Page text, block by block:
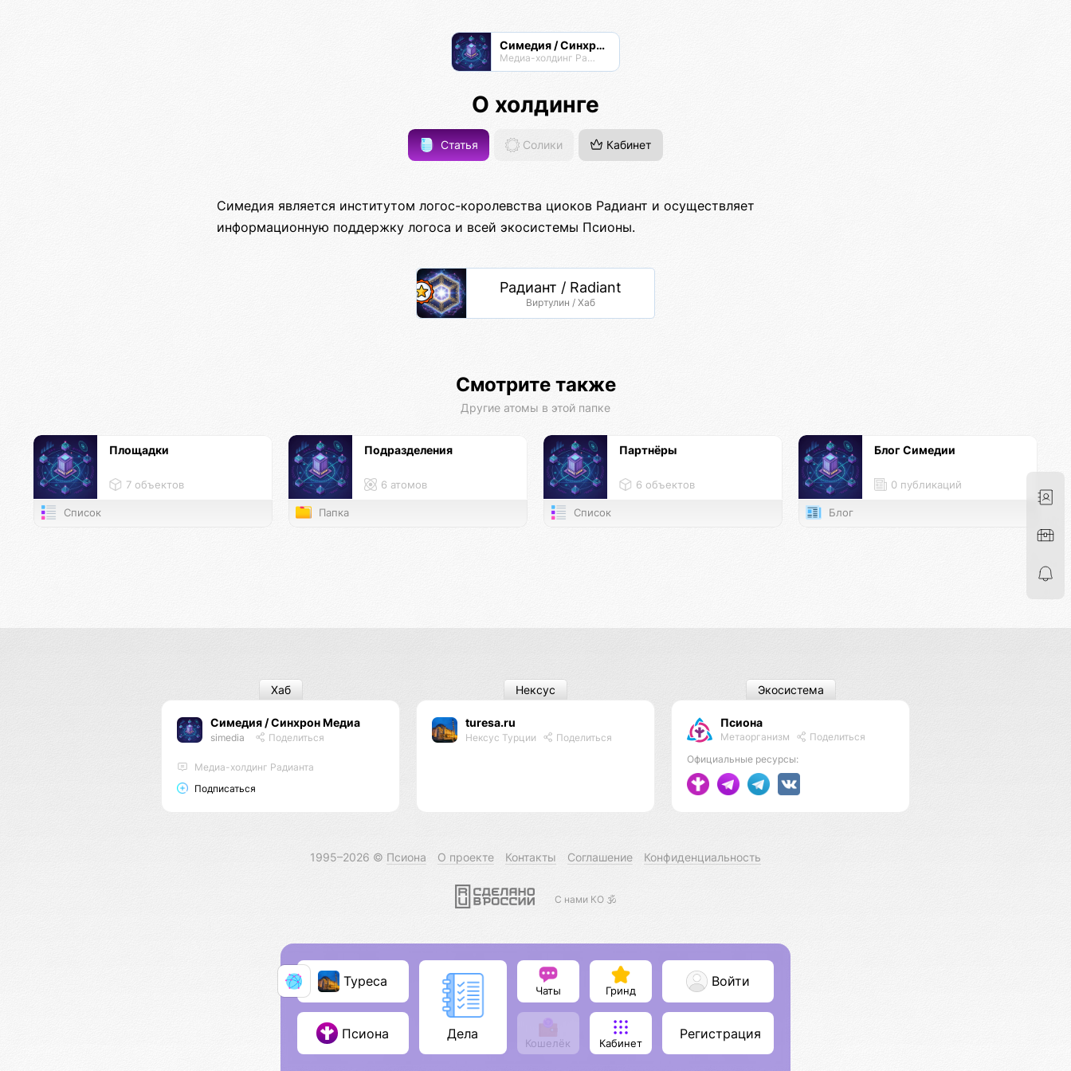
Симедия / Синхрон Медиа
Медиа-холдинг Радианта
О холдинге
Статья Солики Кабинет
Симедия является институтом логос-королевства циоков Радиант и осуществляет
информационную поддержку логоса и всей экосистемы Псионы.
Радиант / Radiant
Виртулин / Хаб
Смотрите также
Другие атомы в этой папке
Площадки
7 объектов
Список
Подразделения
6 атомов
Папка
Партнёры
6 объектов
Список
Блог Симедии
0 публикаций
Блог
Симедия / Синхрон Медиа
simedia Поделиться
Медиа-холдинг Радианта
Подписаться
Хаб
turesa.ru
Нексус Турции Поделиться
Нексус
Псиона
Метаорганизм
Поделиться
Официальные ресурсы:
Экосистема
1995–2026 © Псиона О проекте Контакты Соглашение Конфиденциальность
С нами КО 🕉️
Туреса
Псиона Дела
Чаты Гринд
Кошелёк Кабинет
Войти
Регистрация